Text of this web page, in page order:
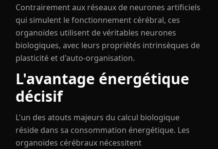
Contrairement aux réseaux de neurones artificiels
qui simulent le fonctionnement cérébral, ces
organoïdes utilisent de véritables neurones
biologiques, avec leurs propriétés intrinsèques de
plasticité et d'auto-organisation.
L'avantage énergétique
décisif
L'un des atouts majeurs du calcul biologique
réside dans sa consommation énergétique. Les
organoïdes cérébraux nécessitent